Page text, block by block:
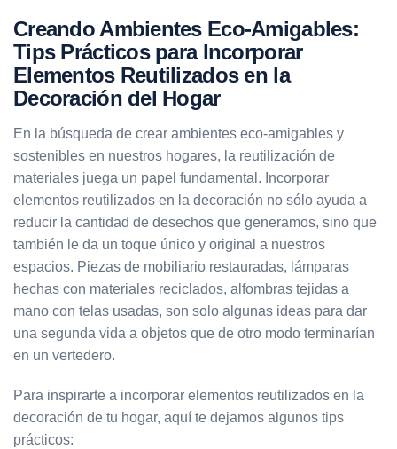
Creando Ambientes Eco-Amigables:
Tips Prácticos para Incorporar
Elementos Reutilizados en la
Decoración del Hogar
En la búsqueda de crear ambientes eco-amigables y
sostenibles en nuestros hogares, la reutilización de
materiales juega un papel fundamental. Incorporar
elementos reutilizados en la decoración no sólo ayuda a
reducir la cantidad de desechos que generamos, sino que
también le da un toque único y original a nuestros
espacios. Piezas de mobiliario restauradas, lámparas
hechas con materiales reciclados, alfombras tejidas a
mano con telas usadas, son solo algunas ideas para dar
una segunda vida a objetos que de otro modo terminarían
en un vertedero.
Para inspirarte a incorporar elementos reutilizados en la
decoración de tu hogar, aquí te dejamos algunos tips
prácticos: